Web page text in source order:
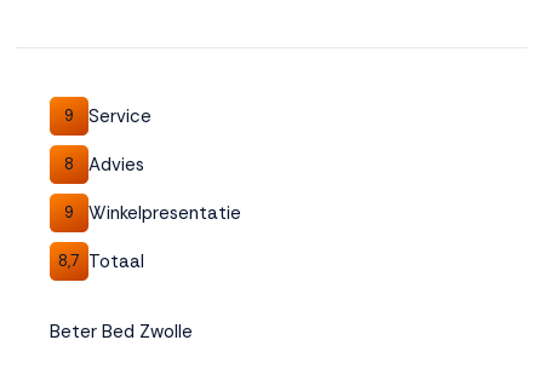
9 Service
8 Advies
9 Winkelpresentatie
8,7 Totaal
Beter Bed Zwolle